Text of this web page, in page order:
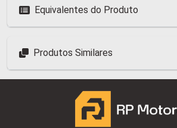
Equivalentes do Produto
Produtos Similares